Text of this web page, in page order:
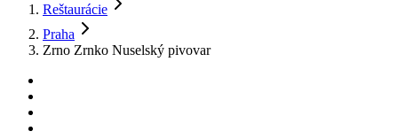
Reštaurácie
Praha
Zrno Zrnko Nuselský pivovar